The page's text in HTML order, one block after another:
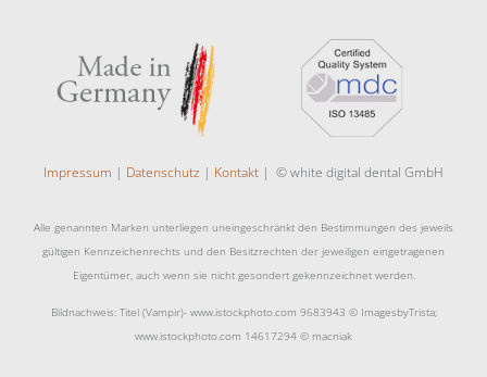
Impressum | Datenschutz | Kontakt | © white digital dental GmbH
Alle genannten Marken unterliegen uneingeschränkt den Bestimmungen des jeweils
gültigen Kennzeichenrechts und den Besitzrechten der jeweiligen eingetragenen
Eigentümer, auch wenn sie nicht gesondert gekennzeichnet werden.
Bildnachweis: Titel (Vampir)- www.istockphoto.com 9683943 © ImagesbyTrista;
www.istockphoto.com 14617294 © macniak